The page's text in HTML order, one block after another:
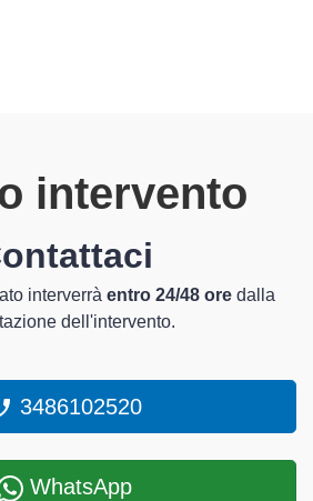
intervento
interverrà entro 24/48 ore dalla
dell'intervento.
3486102520
WhatsApp